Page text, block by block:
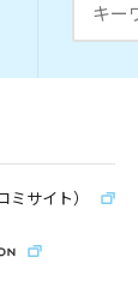
ミサイト）